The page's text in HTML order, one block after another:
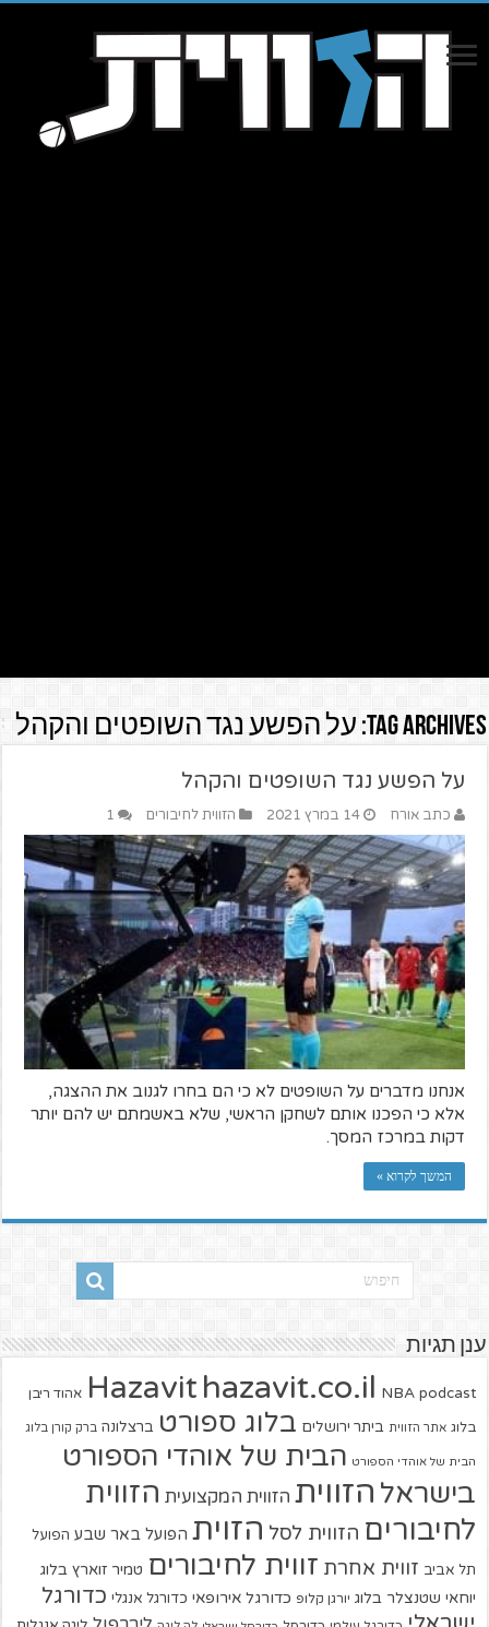
Tag Archives: על הפשע נגד השופטים והקהל
על הפשע נגד השופטים והקהל
כתב אורח 14 במרץ 2021 הזווית לחיבורים 1
אנחנו מדברים על השופטים לא כי הם בחרו לגנוב את ההצגה,
אלא כי הפכנו אותם לשחקן הראשי, שלא באשמתם יש להם יותר
דקות במרכז המסך.
המשך לקרוא »
ענן תגיות
Hazavit hazavit.co.il NBA podcast אהוד ריבן
בלוג אתר הזווית ביתר ירושלים בלוג ספורט ברצלונה ברק קורן בלוג
הבית של אוהדי הספורט הבית של אוהדי הספורט
בישראל הזווית הזווית המקצועית הזווית
לחיבורים הזווית לסל הזוית הפועל באר שבע הפועל
תל אביב זווית אחרת זווית לחיבורים טמיר זוארץ בלוג
יוחאי שטנצלר בלוג יורגן קלופ כדורגל אירופאי כדורגל אנגלי כדורגל